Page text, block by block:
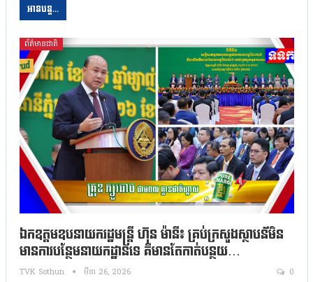
អានបន្ត...
ព័ត៌មានជាតិ
ឯកឧត្តមឧបនាយករដ្ឋមន្ត្រី ហ៊ុន ម៉ានី៖ គ្រប់ក្រសួងស្ថាបន័មិន
មានការបន្ថែមនាយកដ្ឋានទេ គឺមានតែកាត់បន្ថយ…
TVK Sothun មីនា 26, 2026 0